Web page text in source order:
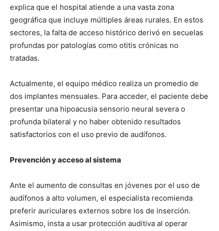
explica que el hospital atiende a una vasta zona
geográfica que incluye múltiples áreas rurales. En estos
sectores, la falta de acceso histórico derivó en secuelas
profundas por patologías como otitis crónicas no
tratadas.
Actualmente, el equipo médico realiza un promedio de
dos implantes mensuales. Para acceder, el paciente debe
presentar una hipoacusia sensorio neural severa o
profunda bilateral y no haber obtenido resultados
satisfactorios con el uso previo de audífonos.
Prevención y acceso al sistema
Ante el aumento de consultas en jóvenes por el uso de
audífonos a alto volumen, el especialista recomienda
preferir auriculares externos sobre los de inserción.
Asimismo, insta a usar protección auditiva al operar